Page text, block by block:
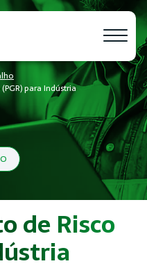
para Indústria
de Risco